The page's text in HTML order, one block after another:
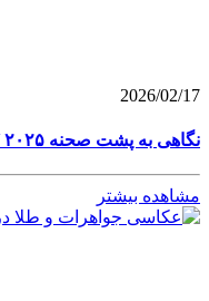
2026/02/17
نگاهی به پشت صحنه EMMY ۲۰۲۵: تدوین و جلوه‌های ویژه
مشاهده بیشتر